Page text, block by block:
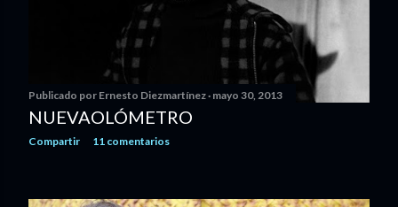
Publicado por Ernesto Diezmartínez mayo 30, 2013
NUEVAOLÓMETRO
Compartir 11 comentarios